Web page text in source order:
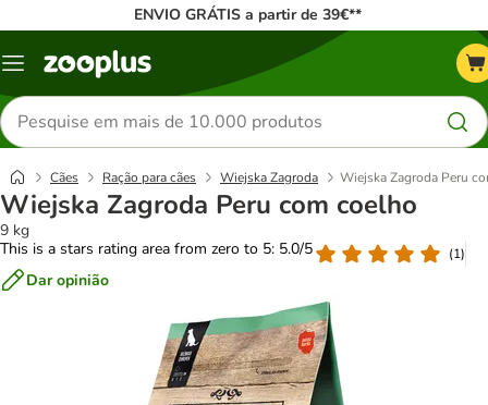
ENVIO GRÁTIS a partir de 39€**
Menu
Pesquisar
produtos
Cães Ração para cães Wiejska Zagroda Wiejska Zagroda Peru
Wiejska Zagroda Peru com coelho
9 kg
This is a stars rating area from zero to 5: 5.0/5
(1)
Dar opinião